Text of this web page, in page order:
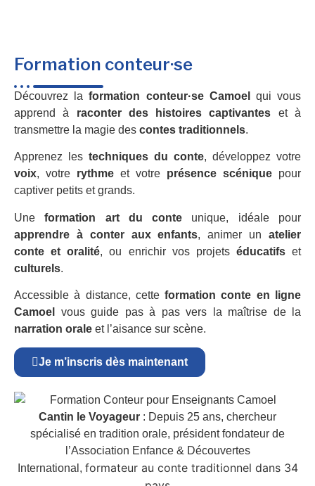
Formation conteur·se
Découvrez laformation conteur·se Camoel
qui vous
apprend à raconter des histoires captivantes et à
transmettre la magie des contes traditionnels.
Apprenez les techniques du conte, développez votre
voix, votre rythme et votre présence scénique pour
captiver petits et grands.
Uneformation art du conte unique, idéale pour
apprendre à conter aux enfants, animer unatelier
conte et oralité, ou enrichir vos projets éducatifset
culturels.
Accessible à distance, cetteformation conte en ligne
Camoel
vous guide pas à pas vers la maîtrise de la
narration orale et l’aisance sur scène.
Je m’inscris dès maintenant
Cantin le Voyageur : Depuis 25 ans, chercheur
spécialisé en tradition orale, président fondateur de
l’Association Enfance & Découvertes
International, formateur au conte traditionnel dans 34